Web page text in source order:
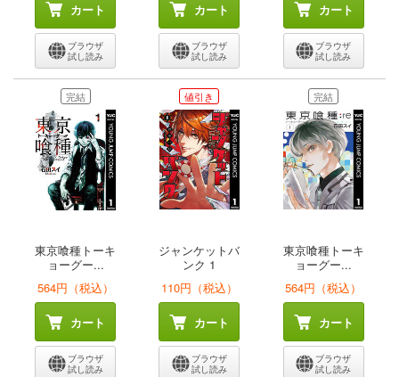
カート
ブラウザ
試し読み
カート
ブラウザ
試し読み
カート
ブラウザ
試し読み
完結
東京喰種トーキ
ョーグー...
564円（税込）
カート
ブラウザ
試し読み
値引き
ジャンケットバ
ンク 1
110円（税込）
カート
ブラウザ
試し読み
完結
東京喰種トーキ
ョーグー...
564円（税込）
カート
ブラウザ
試し読み